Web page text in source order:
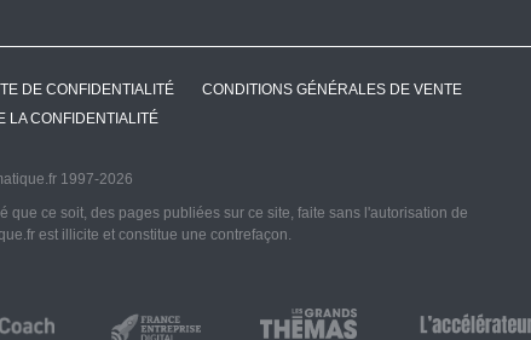
DE CONFIDENTIALITÉ
CONDITIONS GÉNÉRALES DE VENTE
LA CONFIDENTIALITÉ
1997-2026
ce soit, des pages publiées sur ce site, faite sans l'autorisation de
est illicite et constitue une contrefaçon.